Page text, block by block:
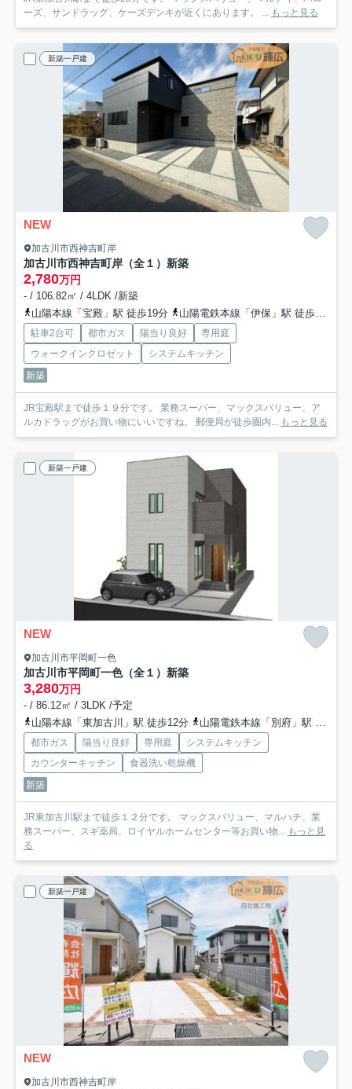
ーズ、サンドラッグ、ケーズデンキが近くにあります。 ... もっと見る
新築一戸建
NEW
加古川市西神吉町岸
加古川市西神吉町岸（全１）新築
2,780万円
- / 106.82㎡ / 4LDK /新築
山陽本線「宝殿」駅 徒歩19分
山陽電鉄本線「伊保」駅 徒歩54分
駐車2台可 都市ガス 陽当り良好
専用庭
ウォークインクロゼット
システムキッチン
新築
JR宝殿駅まで徒歩１９分です。 業務スーパー、マックスバリュー、ア
ルカドラッグがお買い物にいいですね。 郵便局が徒歩圏内... もっと見る
新築一戸建
NEW
加古川市平岡町一色
加古川市平岡町一色（全１）新築
3,280万円
- / 86.12㎡ / 3LDK /予定
山陽本線「東加古川」駅 徒歩12分
山陽電鉄本線「別府」駅 徒歩25分
都市ガス 陽当り良好 専用庭
システムキッチン
カウンターキッチン
食器洗い乾燥機
新築
JR東加古川駅まで徒歩１２分です。 マックスバリュー、マルハチ、業
務スーパー、スギ薬局、ロイヤルホームセンター等お買い物... もっと見
る
新築一戸建
NEW
加古川市西神吉町岸